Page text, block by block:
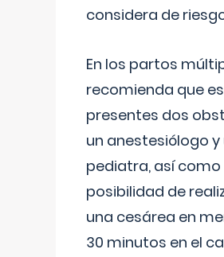
considera de
En los partos
recomienda que
presentes dos
un anestesiólogo y
pediatra, así como
posibilidad de
una cesárea en
30 minutos en el